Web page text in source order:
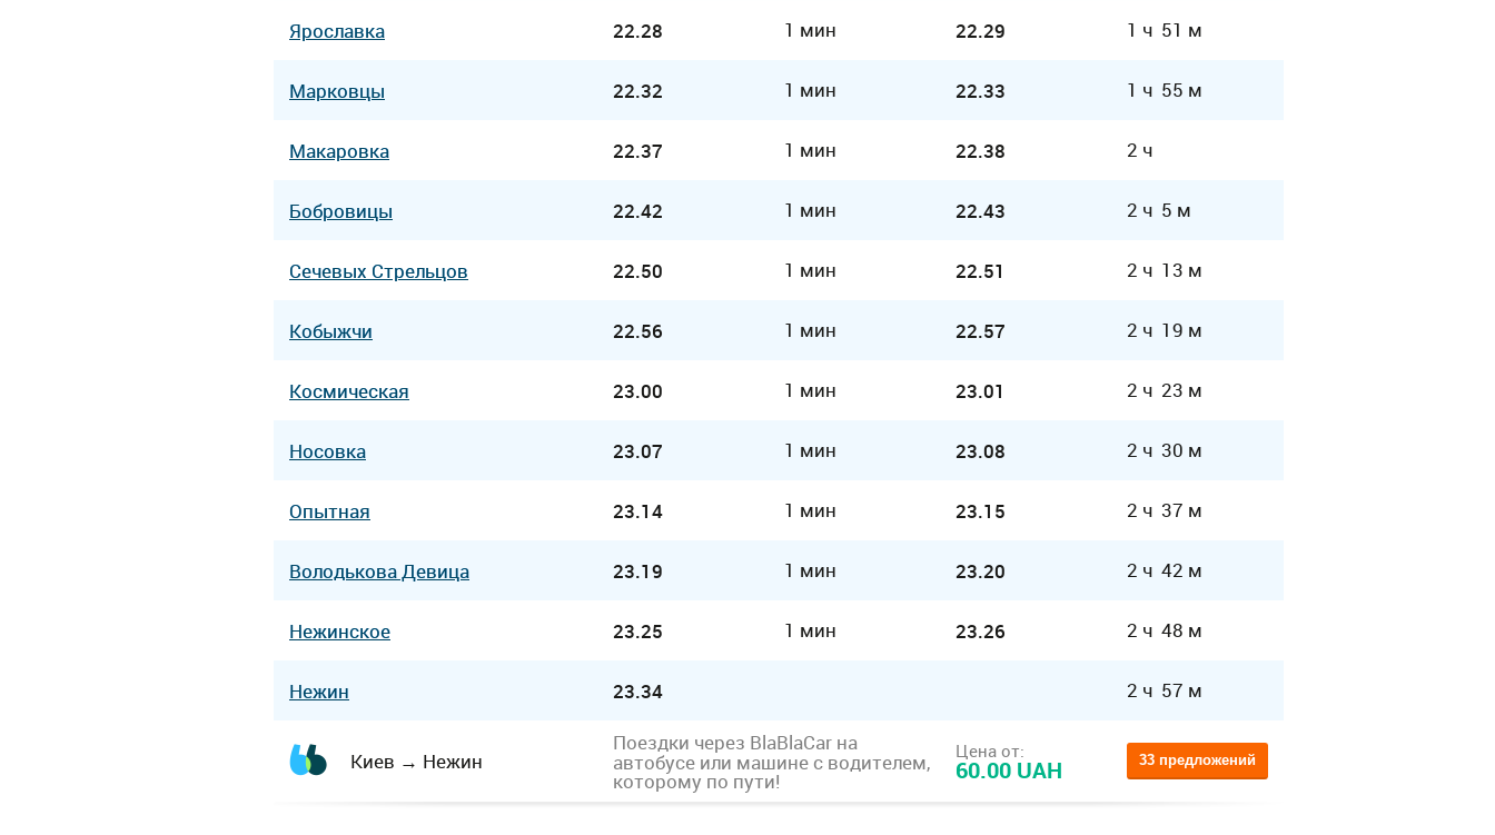
Ярославка 22.28 1 мин 22.29 1 ч 51 м
Марковцы 22.32 1 мин 22.33 1 ч 55 м
Макаровка 22.37 1 мин 22.38 2 ч
Бобровицы 22.42 1 мин 22.43 2 ч 5 м
Сечевых Стрельцов 22.50 1 мин 22.51 2 ч 13 м
Кобыжчи 22.56 1 мин 22.57 2 ч 19 м
Космическая 23.00 1 мин 23.01 2 ч 23 м
Носовка 23.07 1 мин 23.08 2 ч 30 м
Опытная 23.14 1 мин 23.15 2 ч 37 м
Володькова Девица 23.19 1 мин 23.20 2 ч 42 м
Нежинское 23.25 1 мин 23.26 2 ч 48 м
Нежин 23.34 2 ч 57 м
Киев → Нежин
Поездки через BlaBlaCar на
автобусе или машине с водителем,
которому по пути!
Цена от:
60.00 UAH 33 предложений